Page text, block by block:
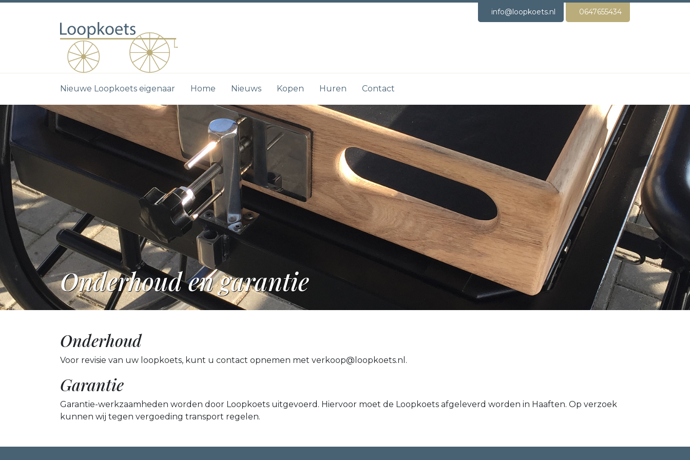
info@loopkoets.nl 0647655434
Nieuwe Loopkoets eigenaar Home Nieuws Kopen Huren Contact
Onderhoud en garantie
Onderhoud
Voor revisie van uw loopkoets, kunt u contact opnemen met verkoop@loopkoets.nl.
Garantie
Garantie-werkzaamheden worden door Loopkoets uitgevoerd. Hiervoor moet de Loopkoets afgeleverd worden in Haaften. Op verzoek
kunnen wij tegen vergoeding transport regelen.